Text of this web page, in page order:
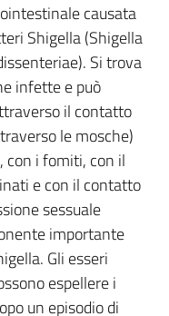
causata
Shigella (Shigella
Si trova
infette e può
il contatto
le mosche)
con i fomiti, con il
e con il contatto
sessuale
importante
Gli esseri
espellere i
un episodio di